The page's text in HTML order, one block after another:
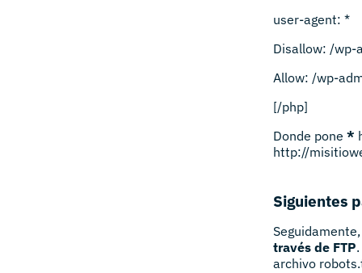
user-agent: *
Disallow: /wp-
Allow: /wp-
[/php]
Donde pone *
http://
Siguientes
través de FTP
archivo